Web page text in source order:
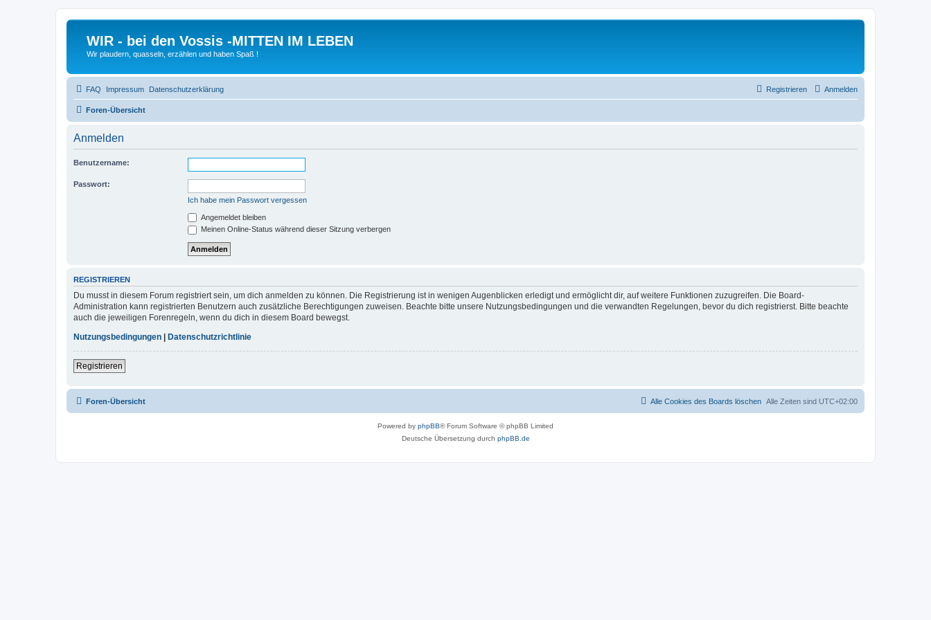
WIR - bei den Vossis -MITTEN IM LEBEN
Wir plaudern, quasseln, erzählen und haben Spaß !
FAQ Impressum Datenschutzerklärung Anmelden
Registrieren
Foren-Übersicht
Anmelden
Benutzername:
Passwort:
Ich habe mein Passwort vergessen
Angemeldet bleiben
Meinen Online-Status während dieser Sitzung verbergen
REGISTRIEREN
Du musst in diesem Forum registriert sein, um dich anmelden zu können. Die Registrierung ist in wenigen Augenblicken erledigt und ermöglicht dir, auf weitere Funktionen zuzugreifen. Die Board-
Administration kann registrierten Benutzern auch zusätzliche Berechtigungen zuweisen. Beachte bitte unsere Nutzungsbedingungen und die verwandten Regelungen, bevor du dich registrierst. Bitte beachte
auch die jeweiligen Forenregeln, wenn du dich in diesem Board bewegst.
Nutzungsbedingungen
Datenschutzrichtlinie
Registrieren
Foren-Übersicht Alle Zeiten sind UTC+02:00
Alle Cookies des Boards löschen
Powered by phpBB® Forum Software © phpBB Limited
Deutsche Übersetzung durch phpBB.de